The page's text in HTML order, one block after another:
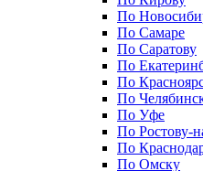
По
По Самаре
По Саратову
По
По
По
По Уфе
По Ростову-
По
По Омску